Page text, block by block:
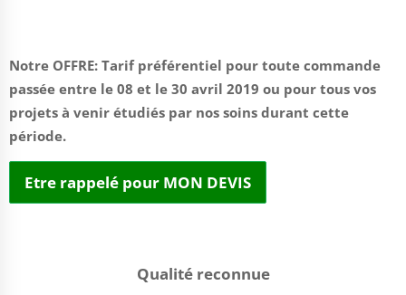
Notre OFFRE: Tarif préférentiel pour toute commande
passée entre le 08 et le 30 avril 2019 ou pour tous vos
projets à venir étudiés par nos soins durant cette
période.
Etre rappelé pour MON DEVIS
Qualité reconnue